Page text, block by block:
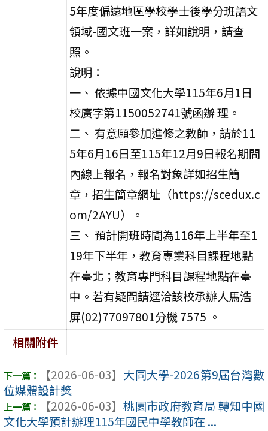
5年度偏遠地區學校學士後學分班語文
領域-國文班一案，詳如說明，請查
照。
說明：
一、 依據中國文化大學115年6月1日
校廣字第1150052741號函辦 理。
二、 有意願參加進修之教師，請於11
5年6月16日至115年12月9日報名期間
內線上報名，報名對象詳如招生簡
章，招生簡章網址（https://scedux.c
om/2AYU）。
三、 預計開班時間為116年上半年至1
19年下半年，教育專業科目課程地點
在臺北；教育專門科目課程地點在臺
中。若有疑問請逕洽該校承辦人馬浩
屏(02)77097801分機 7575 。
相關附件
【2026-06-03】 大同大學-2026第9屆台灣數
位媒體設計獎
【2026-06-03】 桃園市政府教育局 轉知中國
文化大學預計辦理115年國民中學教師在 ...